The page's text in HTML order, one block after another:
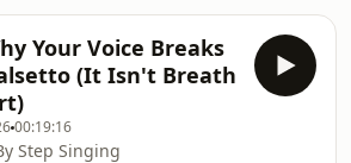
Your Voice Breaks
(It Isn't Breath
00:19:16
Step Singing